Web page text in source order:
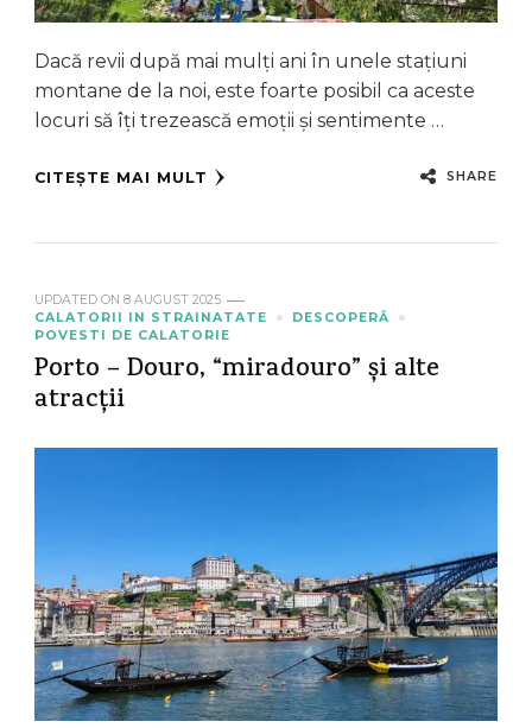
Dacă revii după mai mulți ani în unele stațiuni
montane de la noi, este foarte posibil ca aceste
locuri să îți trezească emoții și sentimente …
CITEȘTE MAI MULT SHARE
UPDATED ON 8 AUGUST 2025
CALATORII IN STRAINATATE
DESCOPERĂ
POVESTI DE CALATORIE
Porto – Douro, “miradouro” și alte
atracții